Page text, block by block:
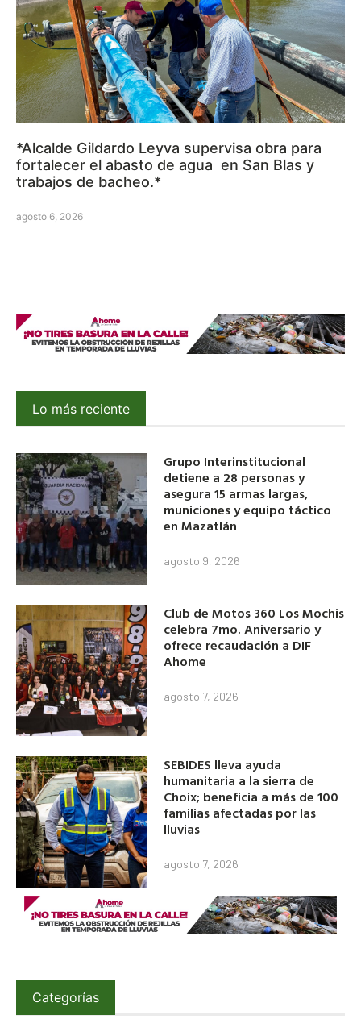
*Alcalde Gildardo Leyva supervisa obra para
fortalecer el abasto de agua en San Blas y
trabajos de bacheo.*
agosto 6, 2026
Lo más reciente
Grupo Interinstitucional
detiene a 28 personas y
asegura 15 armas largas,
municiones y equipo táctico
en Mazatlán
agosto 9, 2026
Club de Motos 360 Los Mochis
celebra 7mo. Aniversario y
ofrece recaudación a DIF
Ahome
agosto 7, 2026
SEBIDES lleva ayuda
humanitaria a la sierra de
Choix; beneficia a más de 100
familias afectadas por las
lluvias
agosto 7, 2026
Categorías